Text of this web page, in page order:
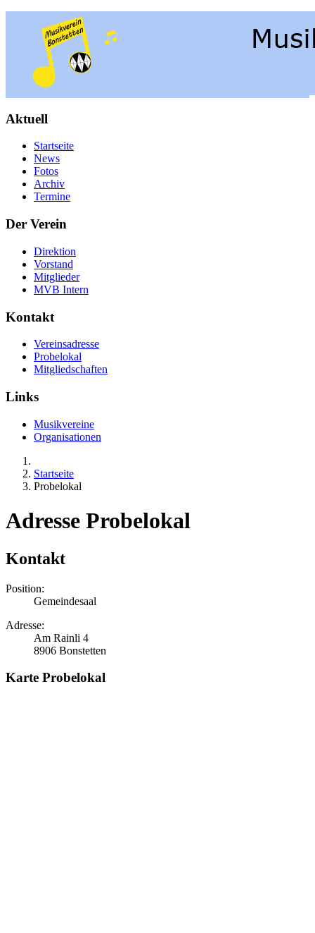
Aktuell
Startseite
News
Fotos
Archiv
Termine
Der Verein
Direktion
Vorstand
Mitglieder
MVB Intern
Kontakt
Vereinsadresse
Probelokal
Mitgliedschaften
Links
Musikvereine
Organisationen
Startseite
Probelokal
Adresse Probelokal
Kontakt
Position:
Gemeindesaal
Adresse:
Am Rainli 4
8906 Bonstetten
Karte Probelokal